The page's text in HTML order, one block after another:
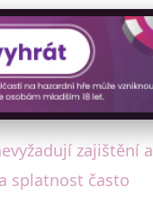
zajištění a
splatnost často